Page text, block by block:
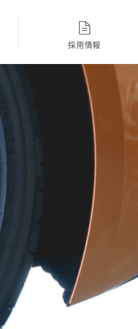
戻る
ディーラー
採用Topに戻る
採用情報